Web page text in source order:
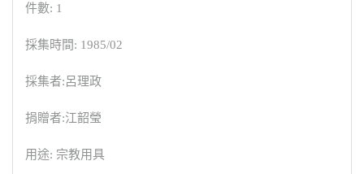
件數: 1
採集時間: 1985/02
採集者:呂理政
捐贈者:江韶瑩
用途: 宗教用具